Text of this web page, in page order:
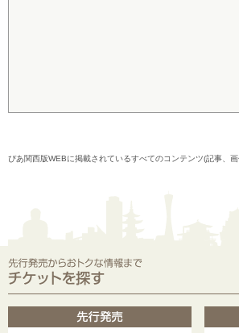
ぴあ関西版WEBに掲載されているすべてのコンテンツ(記事、